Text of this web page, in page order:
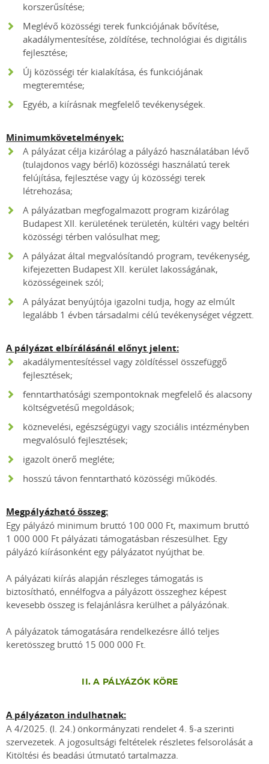
korszerűsítése;
Meglévő közösségi terek funkciójának bővítése,
akadálymentesítése, zöldítése, technológiai és digitális
fejlesztése;
Új közösségi tér kialakítása, és funkciójának
megteremtése;
Egyéb, a kiírásnak megfelelő tevékenységek.
Minimumkövetelmények:
A pályázat célja kizárólag a pályázó használatában lévő
(tulajdonos vagy bérlő) közösségi használatú terek
felújítása, fejlesztése vagy új közösségi terek
létrehozása;
A pályázatban megfogalmazott program kizárólag
Budapest XII. kerületének területén, kültéri vagy beltéri
közösségi térben valósulhat meg;
A pályázat által megvalósítandó program, tevékenység,
kifejezetten Budapest XII. kerület lakosságának,
közösségeinek szól;
A pályázat benyújtója igazolni tudja, hogy az elmúlt
legalább 1 évben társadalmi célú tevékenységet végzett.
A pályázat elbírálásánál előnyt jelent:
akadálymentesítéssel vagy zöldítéssel összefüggő
fejlesztések;
fenntarthatósági szempontoknak megfelelő és alacsony
költségvetésű megoldások;
köznevelési, egészségügyi vagy szociális intézményben
megvalósuló fejlesztések;
igazolt önerő megléte;
hosszú távon fenntartható közösségi működés.
Megpályázható összeg:
Egy pályázó minimum bruttó 100 000 Ft, maximum bruttó
1 000 000 Ft pályázati támogatásban részesülhet. Egy
pályázó kiírásonként egy pályázatot nyújthat be.
A pályázati kiírás alapján részleges támogatás is
biztosítható, ennélfogva a pályázott összeghez képest
kevesebb összeg is felajánlásra kerülhet a pályázónak.
A pályázatok támogatására rendelkezésre álló teljes
keretösszeg bruttó 15 000 000 Ft.
II. A PÁLYÁZÓK KÖRE
A pályázaton indulhatnak:
A 4/2025. (I. 24.) önkormányzati rendelet 4. §-a szerinti
szervezetek. A jogosultsági feltételek részletes felsorolását a
Kitöltési és beadási útmutató tartalmazza.